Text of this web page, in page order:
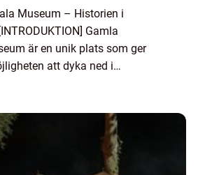
Museum – Historien i
Gamla
är en unik plats som ger
att dyka ned i
Uppsa...